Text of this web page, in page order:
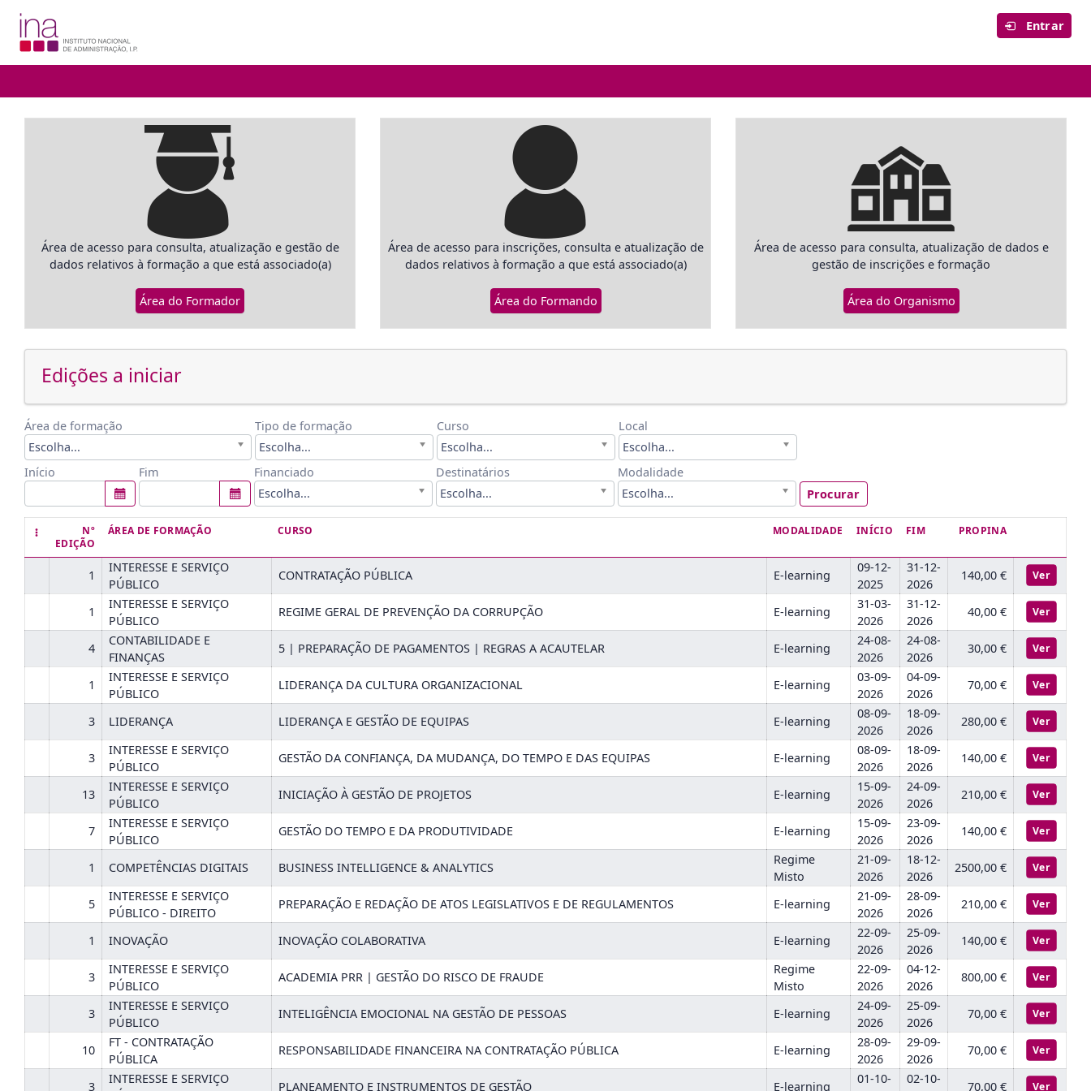
Entrar
Área de acesso para consulta, atualização e gestão de
dados relativos à formação a que está associado(a)
Área do Formador
Área de acesso para inscrições, consulta e atualização de
dados relativos à formação a que está associado(a)
Área do Formando
Área de acesso para consulta, atualização de dados e
gestão de inscrições e formação
Área do Organismo
Edições a iniciar
Área de formação
Escolha...
Tipo de formação
Escolha...
Curso
Escolha...
Local
Escolha...
Início
Fim
Financiado
Escolha...
Destinatários
Escolha...
Modalidade
Escolha...
Procurar
Nº
EDIÇÃO
ÁREA DE FORMAÇÃO CURSO MODALIDADE INÍCIO FIM PROPINA
1
INTERESSE E SERVIÇO
PÚBLICO
CONTRATAÇÃO PÚBLICA E-learning
09-12-
2025
31-12-
2026
140,00 € Ver
1
INTERESSE E SERVIÇO
PÚBLICO
REGIME GERAL DE PREVENÇÃO DA CORRUPÇÃO E-learning
31-03-
2026
31-12-
2026
40,00 € Ver
4
CONTABILIDADE E
FINANÇAS
5 | PREPARAÇÃO DE PAGAMENTOS | REGRAS A ACAUTELAR E-learning
24-08-
2026
24-08-
2026
30,00 € Ver
1
INTERESSE E SERVIÇO
PÚBLICO
LIDERANÇA DA CULTURA ORGANIZACIONAL E-learning
03-09-
2026
04-09-
2026
70,00 € Ver
3 LIDERANÇA LIDERANÇA E GESTÃO DE EQUIPAS E-learning
08-09-
2026
18-09-
2026
280,00 € Ver
3
INTERESSE E SERVIÇO
PÚBLICO
GESTÃO DA CONFIANÇA, DA MUDANÇA, DO TEMPO E DAS EQUIPAS E-learning
08-09-
2026
18-09-
2026
140,00 € Ver
13
INTERESSE E SERVIÇO
PÚBLICO
INICIAÇÃO À GESTÃO DE PROJETOS E-learning
15-09-
2026
24-09-
2026
210,00 € Ver
7
INTERESSE E SERVIÇO
PÚBLICO
GESTÃO DO TEMPO E DA PRODUTIVIDADE E-learning
15-09-
2026
23-09-
2026
140,00 € Ver
1 COMPETÊNCIAS DIGITAIS BUSINESS INTELLIGENCE & ANALYTICS
Regime
Misto
21-09-
2026
18-12-
2026
2500,00 € Ver
5
INTERESSE E SERVIÇO
PÚBLICO - DIREITO
PREPARAÇÃO E REDAÇÃO DE ATOS LEGISLATIVOS E DE REGULAMENTOS E-learning
21-09-
2026
28-09-
2026
210,00 € Ver
1 INOVAÇÃO INOVAÇÃO COLABORATIVA E-learning
22-09-
2026
25-09-
2026
140,00 € Ver
3
INTERESSE E SERVIÇO
PÚBLICO
ACADEMIA PRR | GESTÃO DO RISCO DE FRAUDE
Regime
Misto
22-09-
2026
04-12-
2026
800,00 € Ver
3
INTERESSE E SERVIÇO
PÚBLICO
INTELIGÊNCIA EMOCIONAL NA GESTÃO DE PESSOAS E-learning
24-09-
2026
25-09-
2026
70,00 € Ver
10
FT - CONTRATAÇÃO
PÚBLICA
RESPONSABILIDADE FINANCEIRA NA CONTRATAÇÃO PÚBLICA E-learning
28-09-
2026
29-09-
2026
70,00 € Ver
3
INTERESSE E SERVIÇO
PLANEAMENTO E INSTRUMENTOS DE GESTÃO E-learning
01-10-
02-10-
70,00 € Ver